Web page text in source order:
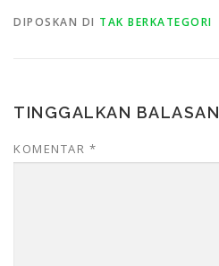
DIPOSKAN DI TAK BERKATEGORI
TINGGALKAN BALASAN
KOMENTAR *